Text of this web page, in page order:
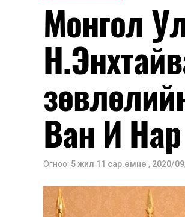
Монгол
Ван И
Огноо: 5 жил 11 сар.өмнө , 2020/